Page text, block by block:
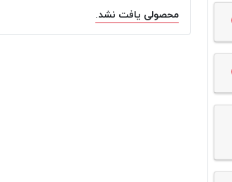
محصولی یافت نشد.